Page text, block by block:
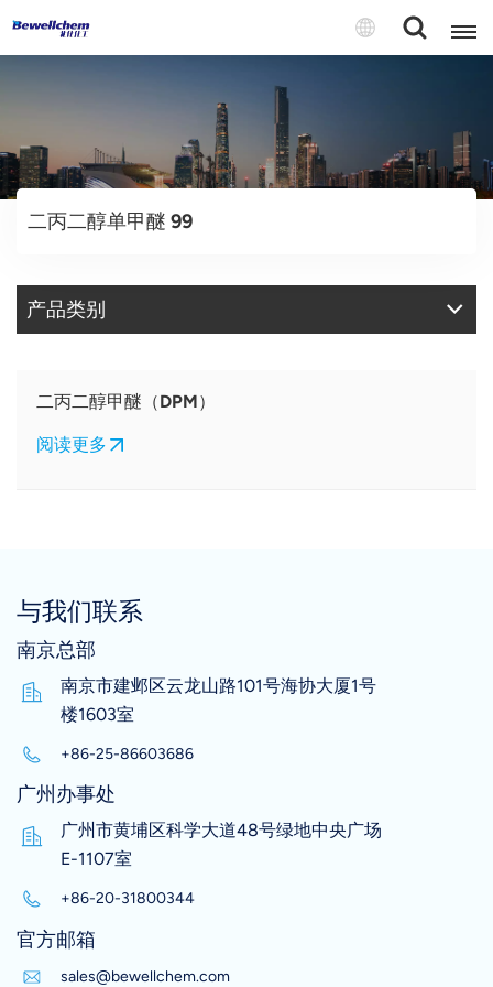
English
Русский
中文
Español
二丙二醇单甲醚 99
产品类别
二丙二醇甲醚（DPM）
阅读更多
与我们联系
南京总部
南京市建邺区云龙山路101号海协大厦1号
楼1603室
+86-25-86603686
广州办事处
广州市黄埔区科学大道48号绿地中央广场
E-1107室
+86-20-31800344
官方邮箱
sales@bewellchem.com